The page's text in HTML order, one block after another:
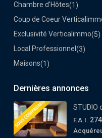
Chambre d’Hôtes(1)
Coup de Coeur
Exclusivité Verticalimmo(5)
Local Professionnel (3)
Maisons(1)
Dernières annonces
STUDIO
F.A.I.